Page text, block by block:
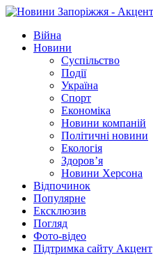
Війна
Новини
Суспільство
Події
Україна
Спорт
Економіка
Новини компаній
Політичні новини
Екологія
Здоров’я
Новини Херсона
Відпочинок
Популярне
Ексклюзив
Погляд
Фото-відео
Підтримка сайту Акцент